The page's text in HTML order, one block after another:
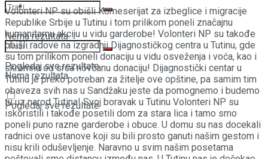
Nema rezultata
Pogledaj sve rezultate
SPORT
Nema rezultata
Pogledaj sve rezultate
Volonteri NP su obišli Komeserijat za izbeglice i migracije
Republike Srbije u Tutinu i tom prilikom poneli značajnu
humanitarnu akciju u vidu garderobe! Volonteri NP su takođe
obišli radove na izgradnji Dijagnostičkog centra u Tutinu, gde
su tom prilikom poneli donaciju u vidu osveženja i voća, kao i
skromnu od srca novčanu donaciju! Dijagnostički centar u
Tutinu je preko potreban za žitelje ove opštine, pa samim tim
obaveza svih nas u Sandžaku jeste da pomognemo i budemo
tu uz narod Tutina! Svoj boravak u Tutinu Volonteri NP su
iskoristili i takođe posetili dom za stara lica i tamo smo
poneli puno razne garderobe i obuce. U domu su nas docekali
radnici ove ustanove koji su bili prosto ganuti našim gestom i
nisu krili oduševljenje. Naravno u svim našim posetama